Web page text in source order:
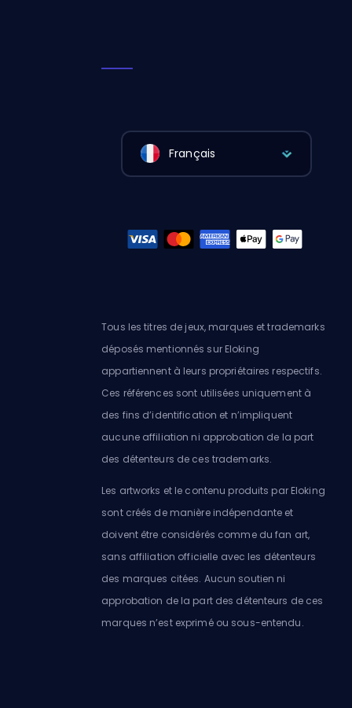
Français
Tous les titres de jeux, marques et trademarks
déposés mentionnés sur Eloking
appartiennent à leurs propriétaires respectifs.
Ces références sont utilisées uniquement à
des fins d’identification et n’impliquent
aucune affiliation ni approbation de la part
des détenteurs de ces trademarks.
Les artworks et le contenu produits par Eloking
sont créés de manière indépendante et
doivent être considérés comme du fan art,
sans affiliation officielle avec les détenteurs
des marques citées. Aucun soutien ni
approbation de la part des détenteurs de ces
marques n’est exprimé ou sous-entendu.